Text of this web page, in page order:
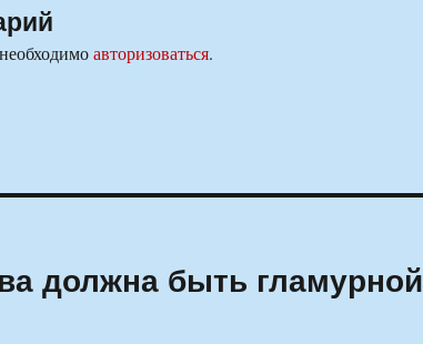
авторизоваться.
должна быть